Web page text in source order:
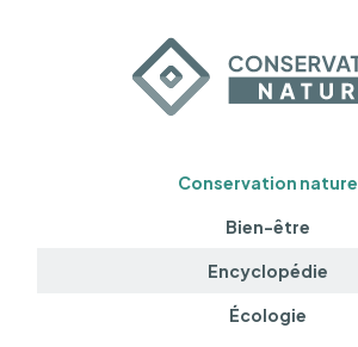
Conservation nature
Bien-être
Encyclopédie
Écologie